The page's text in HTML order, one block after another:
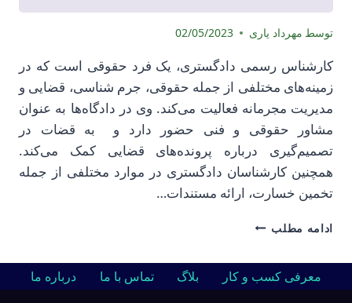
توسط مهرداد یاری 02/05/2023
کارشناس رسمی دادگستری، یک فرد حقوقی است که در
زمینه‌های مختلفی از جمله حقوقی، جرم شناسی، قضایی و
مدیریت مجرمانه فعالیت می‌کند. وی در دادگاه‌ها به عنوان
مشاور حقوقی و فنی حضور دارد و به قضات در
تصمیم‌گیری درباره پرونده‌های قضایی کمک می‌کند.
همچنین کارشناسان دادگستری در موارد مختلفی از جمله
تخمین خسارت، ارائه مستندات…
ادامه مطلب کارشناس
هرمز
علی
معرفی کسب و کار بلاگ تماس با ما درباره ما